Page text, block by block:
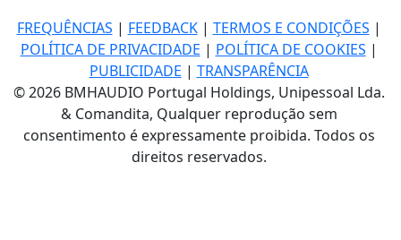
FREQUÊNCIAS | FEEDBACK| TERMOS E CONDIÇÕES |
POLÍTICA DE PRIVACIDADE | POLÍTICA DE COOKIES |
PUBLICIDADE | TRANSPARÊNCIA
© 2026 BMHAUDIO Portugal Holdings, Unipessoal Lda.
& Comandita, Qualquer reprodução sem
consentimento é expressamente proibida. Todos os
direitos reservados.